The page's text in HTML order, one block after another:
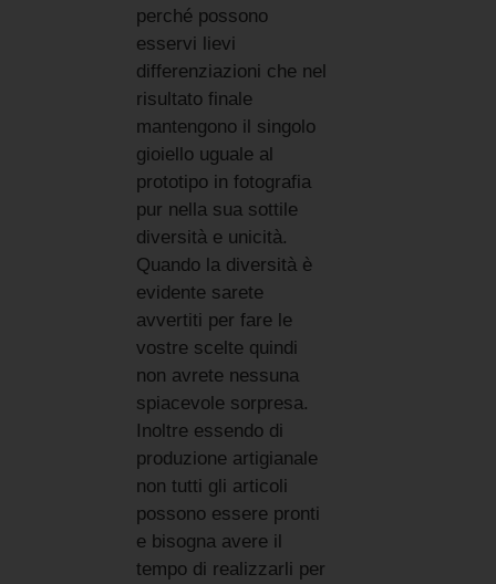
perché possono
esservi lievi
differenziazioni che nel
risultato finale
mantengono il singolo
gioiello uguale al
prototipo in fotografia
pur nella sua sottile
diversità e unicità.
Quando la diversità è
evidente sarete
avvertiti per fare le
vostre scelte quindi
non avrete nessuna
spiacevole sorpresa.
Inoltre essendo di
produzione artigianale
non tutti gli articoli
possono essere pronti
e bisogna avere il
tempo di realizzarli per